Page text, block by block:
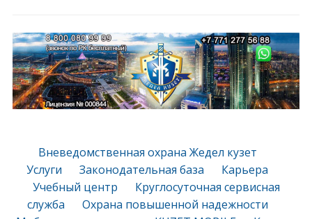
Вневедомственная охрана Жедел кузет
Услуги
Законодательная база
Карьера
Учебный центр
Круглосуточная сервисная
служба
Охрана повышенной надежности